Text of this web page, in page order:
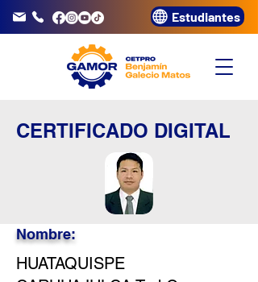
3320072 Estudiantes
CERTIFICADO DIGITAL
Nombre:
HUATAQUISPE